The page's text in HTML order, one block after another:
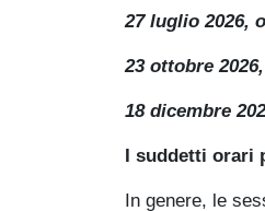
27 luglio 2026,
23 ottobre
18 dicembre
I suddetti orari
In genere, le